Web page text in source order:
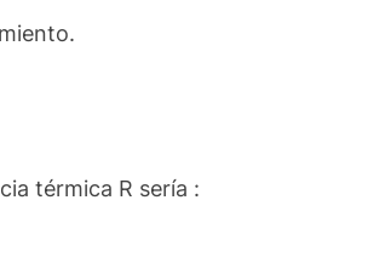
térmica R sería :